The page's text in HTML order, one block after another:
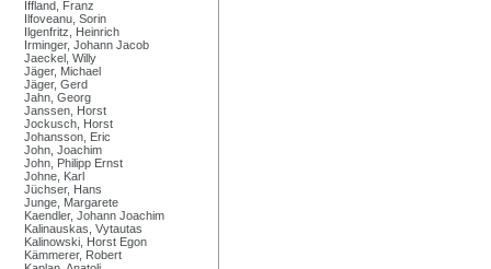
Iffland, Franz
Ilfoveanu, Sorin
Ilgenfritz, Heinrich
Irminger, Johann Jacob
Jaeckel, Willy
Jäger, Michael
Jäger, Gerd
Jahn, Georg
Janssen, Horst
Jockusch, Horst
Johansson, Eric
John, Joachim
John, Philipp Ernst
Johne, Karl
Jüchser, Hans
Junge, Margarete
Kaendler, Johann Joachim
Kalinauskas, Vytautas
Kalinowski, Horst Egon
Kämmerer, Robert